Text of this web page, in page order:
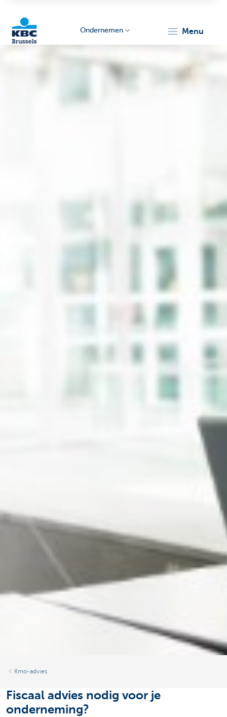
Ondernemen menu
Kmo-advies
Fiscaal advies nodig voor je
onderneming?